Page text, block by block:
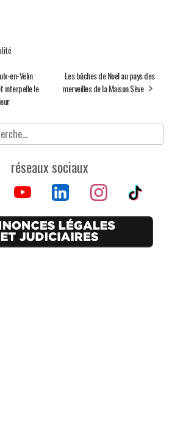
en-Velin :
interpelle le
Les bûches de Noël au pays des
merveilles de la Maison Sève
réseaux sociaux